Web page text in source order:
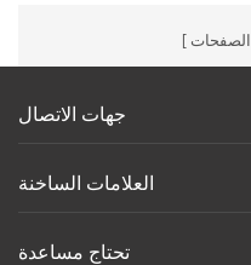
الصفحات
جهات الاتصال
العلامات الساخنة
تحتاج مساعدة